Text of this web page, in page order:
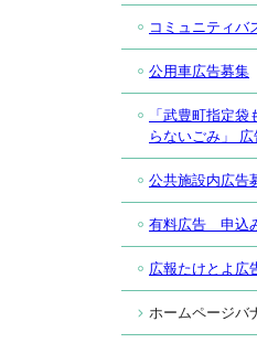
コミュニティバ
公用車広告募集
「武豊町指定
らないごみ」
公共施設内広告
有料広告 申込
広報たけとよ広
ホームページバ